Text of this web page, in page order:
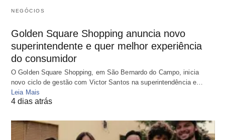
NEGÓCIOS
Golden Square Shopping anuncia novo
superintendente e quer melhor experiência
do consumidor
O Golden Square Shopping, em São Bernardo do Campo, inicia
novo ciclo de gestão com Victor Santos na superintendência e…
Leia Mais
4 dias atrás